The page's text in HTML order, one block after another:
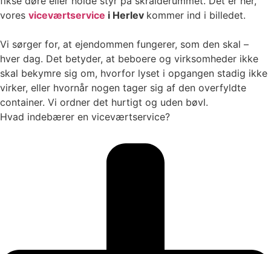
vores viceværtservice i Herlev kommer ind i billedet.
Vi sørger for, at ejendommen fungerer, som den skal –
hver dag. Det betyder, at beboere og virksomheder ikke
skal bekymre sig om, hvorfor lyset i opgangen stadig ikke
virker, eller hvornår nogen tager sig af den overfyldte
container. Vi ordner det hurtigt og uden bøvl.
Hvad indebærer en viceværtservice?